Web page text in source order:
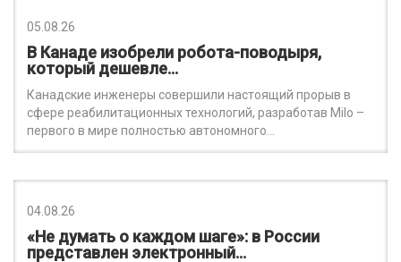
05.08.26
В Канаде изобрели робота-поводыря,
который дешевле…
Канадские инженеры совершили настоящий прорыв в
сфере реабилитационных технологий, разработав Milo –
первого в мире полностью автономного…
04.08.26
«Не думать о каждом шаге»: в России
представлен электронный…